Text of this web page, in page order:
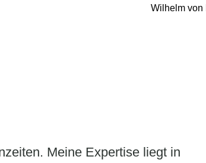
Wilhelm von
Meine Expertise liegt in